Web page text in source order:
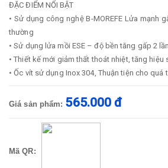
ĐẶC ĐIỂM NỔI BẬT
• Sử dụng công nghệ B-MOREFE Lửa mạnh
thường
• Sử dụng lửa mồi ESE – độ bền tăng gấp 2 lần
• Thiết kế mới giảm thất thoát nhiệt, tăng hiệu
• Ốc vít sử dụng Inox 304, Thuận tiện cho quá
Giá sản phẩm: 565.000 đ
Mã QR: